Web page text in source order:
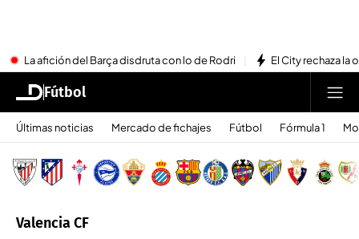
La afición del Barça disdruta con lo de Rodri El City rechaza la
Fútbol
Últimas noticias Mercado de fichajes Fútbol Fórmula 1
Valencia CF